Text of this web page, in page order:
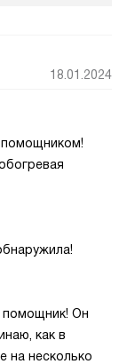
18.01.2024
помощник! Он
как в
на несколько